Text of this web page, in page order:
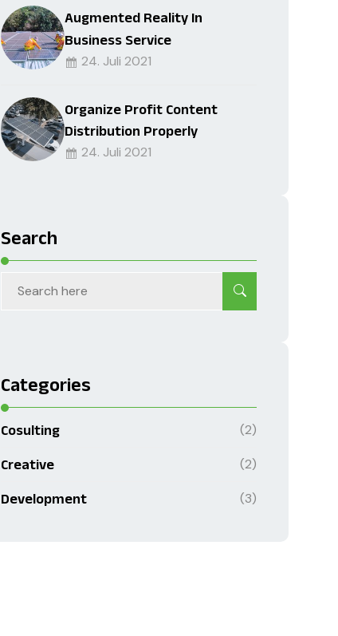
Augmented Reality In
Business Service
24. Juli 2021
Organize Profit Content
Distribution Properly
24. Juli 2021
Search
Categories
Cosulting (2)
Creative (2)
Development (3)